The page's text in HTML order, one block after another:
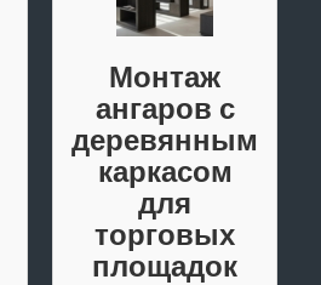
Монтаж
ангаров с
деревянным
каркасом
для
торговых
площадок